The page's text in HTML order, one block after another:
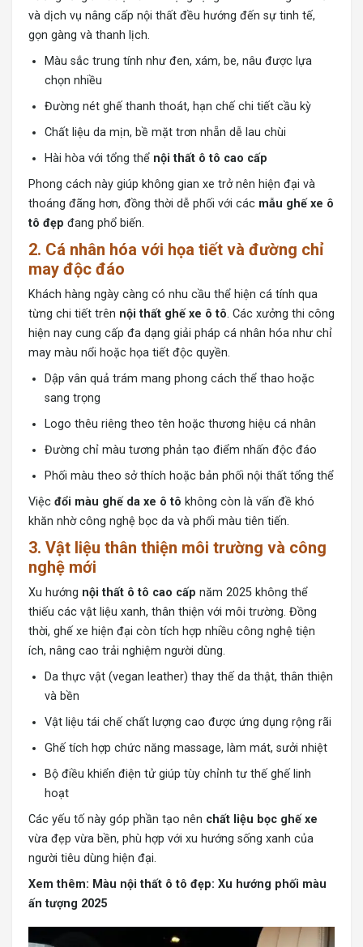
và dịch vụ nâng cấp nội thất đều hướng đến sự tinh tế,
gọn gàng và thanh lịch.
Màu sắc trung tính như đen, xám, be, nâu được lựa
chọn nhiều
Đường nét ghế thanh thoát, hạn chế chi tiết cầu kỳ
Chất liệu da mịn, bề mặt trơn nhẵn dễ lau chùi
Hài hòa với tổng thể nội thất ô tô cao cấp
Phong cách này giúp không gian xe trở nên hiện đại và
thoáng đãng hơn, đồng thời dễ phối với các mẫu ghế xe ô
tô đẹp đang phổ biến.
2. Cá nhân hóa với họa tiết và đường chỉ
may độc đáo
Khách hàng ngày càng có nhu cầu thể hiện cá tính qua
từng chi tiết trên nội thất ghế xe ô tô. Các xưởng thi công
hiện nay cung cấp đa dạng giải pháp cá nhân hóa như chỉ
may màu nổi hoặc họa tiết độc quyền.
Dập vân quả trám mang phong cách thể thao hoặc
sang trọng
Logo thêu riêng theo tên hoặc thương hiệu cá nhân
Đường chỉ màu tương phản tạo điểm nhấn độc đáo
Phối màu theo sở thích hoặc bản phối nội thất tổng thể
Việc đổi màu ghế da xe ô tô không còn là vấn đề khó
khăn nhờ công nghệ bọc da và phối màu tiên tiến.
3. Vật liệu thân thiện môi trường và công
nghệ mới
Xu hướng nội thất ô tô cao cấp năm 2025 không thể
thiếu các vật liệu xanh, thân thiện với môi trường. Đồng
thời, ghế xe hiện đại còn tích hợp nhiều công nghệ tiện
ích, nâng cao trải nghiệm người dùng.
Da thực vật (vegan leather) thay thế da thật, thân thiện
và bền
Vật liệu tái chế chất lượng cao được ứng dụng rộng rãi
Ghế tích hợp chức năng massage, làm mát, sưởi nhiệt
Bộ điều khiển điện tử giúp tùy chỉnh tư thế ghế linh
hoạt
Các yếu tố này góp phần tạo nên chất liệu bọc ghế xe
vừa đẹp vừa bền, phù hợp với xu hướng sống xanh của
người tiêu dùng hiện đại.
Xem thêm: Màu nội thất ô tô đẹp: Xu hướng phối màu
ấn tượng 2025